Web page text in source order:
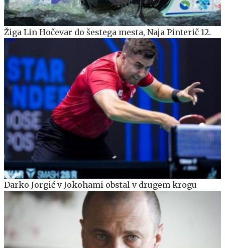
Žiga Lin Hočevar do šestega mesta, Naja Pinterič 12.
Darko Jorgić v Jokohami obstal v drugem krogu